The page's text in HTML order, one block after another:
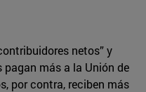
netos” y
pagan más a la Unión de
por contra, reciben más